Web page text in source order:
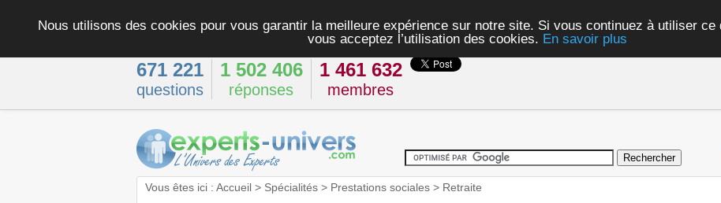
Nous utilisons des cookies pour vous garantir la meilleure expérience sur notre site. Si vous continuez à utiliser ce
vous acceptez l’utilisation des cookies. En savoir plus
671 221
questions
1 502 406
réponses
1 461 632
membres
Vous êtes ici : Accueil> Spécialités> Prestations sociales> Retraite